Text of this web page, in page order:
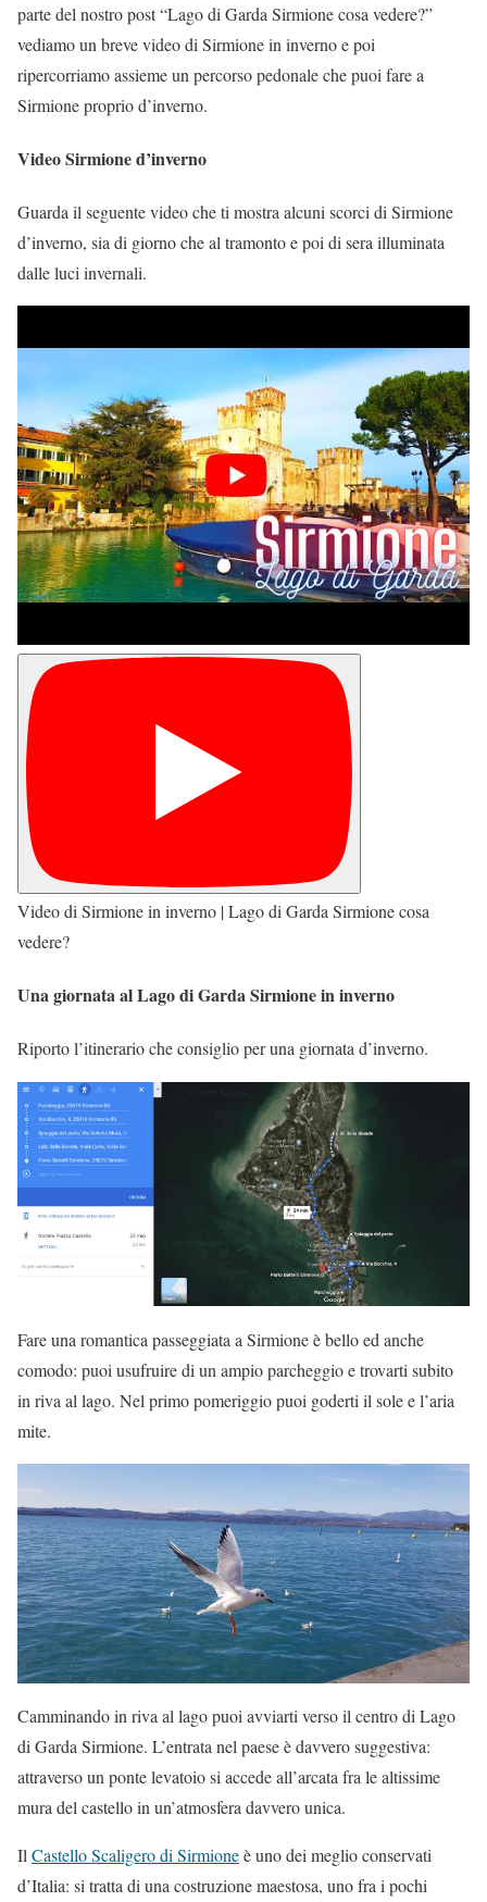
parte del nostro post “Lago di Garda Sirmione cosa vedere?”
vediamo un breve video di Sirmione in inverno e poi
ripercorriamo assieme un percorso pedonale che puoi fare a
Sirmione proprio d’inverno.
Video Sirmione d’inverno
Guarda il seguente video che ti mostra alcuni scorci di Sirmione
d’inverno, sia di giorno che al tramonto e poi di sera illuminata
dalle luci invernali.
Video di Sirmione in inverno | Lago di Garda Sirmione cosa
vedere?
Una giornata al Lago di Garda Sirmione in inverno
Riporto l’itinerario che consiglio per una giornata d’inverno.
Fare una romantica passeggiata a Sirmione è bello ed anche
comodo: puoi usufruire di un ampio parcheggio e trovarti subito
in riva al lago. Nel primo pomeriggio puoi goderti il sole e l’aria
mite.
Camminando in riva al lago puoi avviarti verso il centro di Lago
di Garda Sirmione. L’entrata nel paese è davvero suggestiva:
attraverso un ponte levatoio si accede all’arcata fra le altissime
mura del castello in un’atmosfera davvero unica.
Il Castello Scaligero di Sirmioneè uno dei meglio conservati
d’Italia: si tratta di una costruzione maestosa, uno fra i pochi